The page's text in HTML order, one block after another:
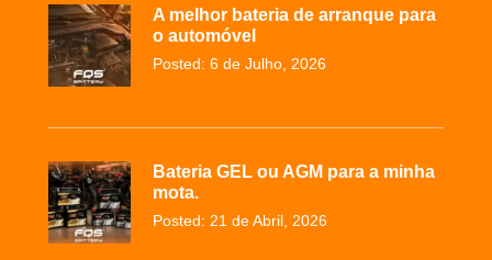
A melhor bateria de arranque para
o automóvel
Posted: 6 de Julho, 2026
Bateria GEL ou AGM para a minha
mota.
Posted: 21 de Abril, 2026